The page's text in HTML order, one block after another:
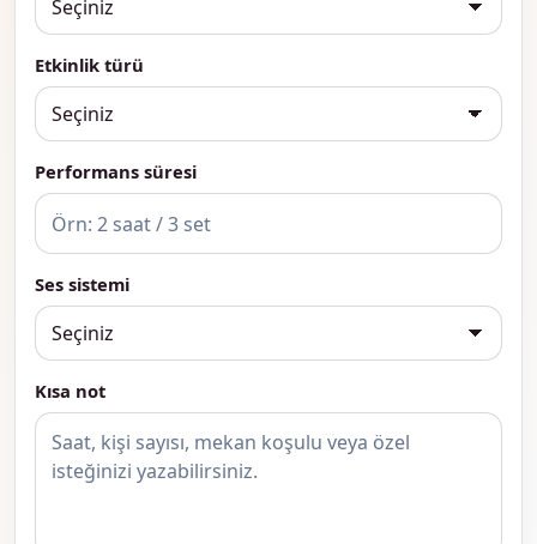
Etkinlik türü
Performans süresi
Ses sistemi
Kısa not